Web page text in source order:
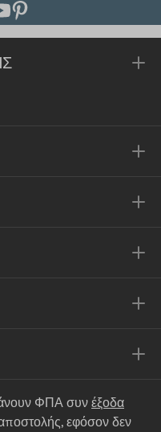
ΦΠΑ συν έξοδα
εφόσον δεν